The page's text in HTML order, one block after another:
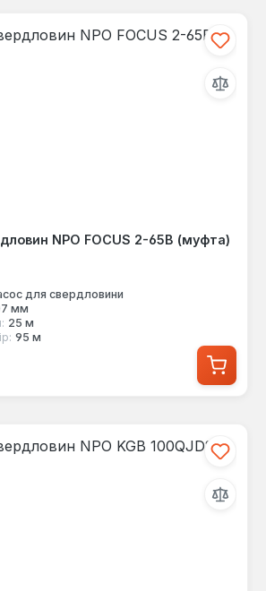
NPO FOCUS 2-65B (муфта)
для свердловини
мм
25 м
95 м